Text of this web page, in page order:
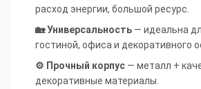
расход энергии, большой ресурс.
🏡 Универсальность — идеальна
гостиной, офиса и декоративного
⚙ Прочный корпус — металл +
декоративные материалы.